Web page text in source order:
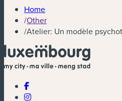
Home
/Other
/Atelier: Un modèle